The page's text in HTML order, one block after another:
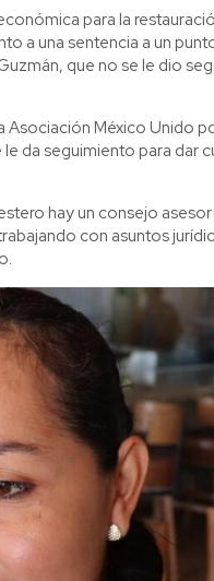
para la
a una sentencia a un
que no se le dio
México Unido
da seguimiento para dar
hay un consejo
con asuntos